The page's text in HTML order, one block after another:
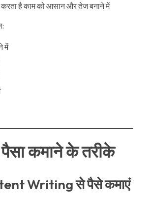
है काम को आसान और तेज बनाने में
में
कमाने के तरीके
Writing से पैसे कमाएं